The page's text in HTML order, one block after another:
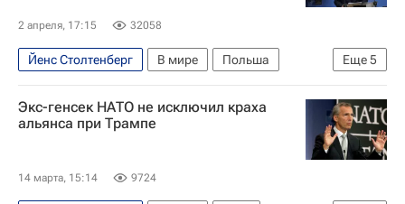
2 апреля, 17:15 32058
Еще5
Йенс Столтенберг В мире
Польша
Балтия
Россия
Дональд Трамп
Владимир Путин
НАТО
Экс-генсек НАТО не исключил краха
альянса при Трампе
14 марта, 15:14 9724